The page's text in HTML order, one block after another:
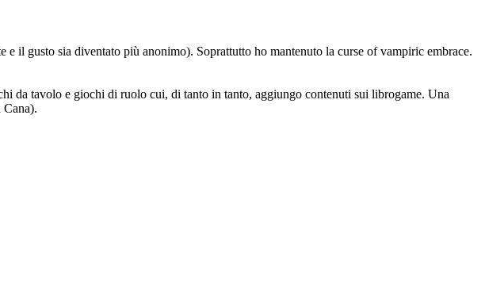
il gusto sia diventato più anonimo). Soprattutto ho mantenuto la curse of vampiric embrace.
da tavolo e giochi di ruolo cui, di tanto in tanto, aggiungo contenuti sui librogame. Una
Cana).